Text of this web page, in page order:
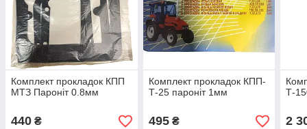
Комплект прокладок КПП
МТЗ Пароніт 0.8мм
440 ₴
Комплект прокладок КПП-
Т-25 пароніт 1мм
495₴
Т-
2